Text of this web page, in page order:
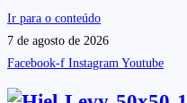
Ir para o conteúdo
7 de agosto de 2026
Facebook-f Instagram Youtube